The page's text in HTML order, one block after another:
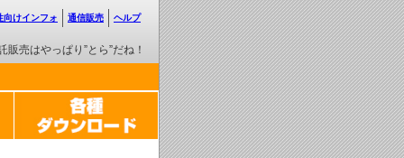
販売はやっぱり”とら”だね！
向けインフォ 通信販売 ヘルプ